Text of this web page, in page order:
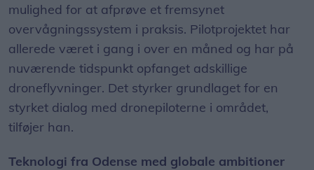
mulighed for at afprøve et fremsynet
overvågningssystem i praksis. Pilotprojektet har
allerede været i gang i over en måned og har på
nuværende tidspunkt opfanget adskillige
droneflyvninger. Det styrker grundlaget for en
styrket dialog med dronepiloterne i området,
tilføjer han.
Teknologi fra Odense med globale ambitioner